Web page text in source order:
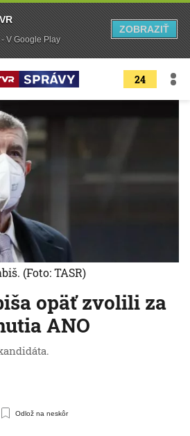
24
opäť zvolili za
ANO
Odlož na neskôr
(Foto: TASR)
V Google Play
ZOBRAZIŤ